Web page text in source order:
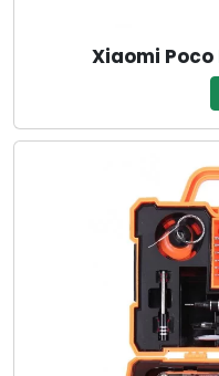
Xiaomi